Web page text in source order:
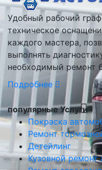
Удобный рабочий
техническое
каждого мастера,
выполнять
необходимый ремонт
Подробнее
популярные Услуги
Покраска
Ремонт
Детейлинг
Кузовной ремонт